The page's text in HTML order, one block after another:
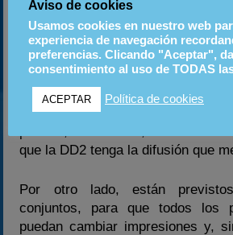
Así de atractiva se presenta la
esperemos sea el inicio de un
los pilotos.
Hcompeticion realizará un
del campeonato con crónicas de
que la DD2 tenga la difusión que
Por otro lado, están
conjuntos, para que todos los
puedan cambiar impresiones y,
Aviso de cookies
Usamos cookies en nuestro web
experiencia de navegación
preferencias. Clicando "Aceptar",
consentimiento al uso de TODAS
ACEPTAR Política de cookies